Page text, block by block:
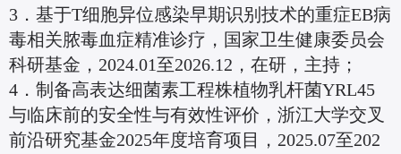
3．基于T细胞异位感染早期识别技术的重症EB病
毒相关脓毒血症精准诊疗，国家卫生健康委员会
科研基金，2024.01至2026.12，在研，主持；
4．制备高表达细菌素工程株植物乳杆菌YRL45
与临床前的安全性与有效性评价，浙江大学交叉
前沿研究基金2025年度培育项目，2025.07至202